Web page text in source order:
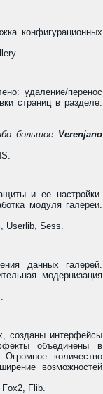
конфигурационных
удаление/перенос
страниц в разделе.
большое Verenjano
и ее настройки.
модуля галереи.
Userlib, Sess.
данных галерей.
модернизация
созданы интерфейсы
объединены в
Огромное количество
возможностей
Flib.